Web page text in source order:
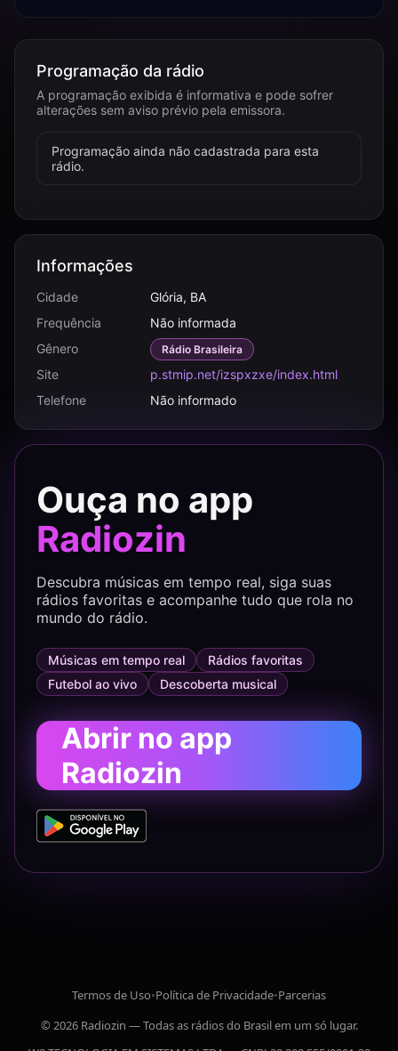
Programação da rádio
A programação exibida é informativa e pode sofrer
alterações sem aviso prévio pela emissora.
Programação ainda não cadastrada para esta
rádio.
Informações
Cidade
Glória, BA
Frequência
Não informada
Gênero
Rádio Brasileira
Site
p.stmip.net/izspxzxe/index.html
Telefone
Não informado
Ouça no app
Radiozin
Descubra músicas em tempo real, siga suas
rádios favoritas e acompanhe tudo que rola no
mundo do rádio.
Músicas em tempo real
Rádios favoritas
Futebol ao vivo
Descoberta musical
Abrir no app
Radiozin
Termos de Uso•Política de Privacidade•Parcerias
© 2026 Radiozin — Todas as rádios do Brasil em um só lugar.